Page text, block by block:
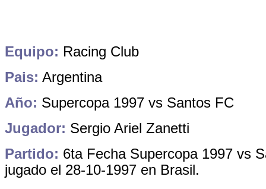
Equipo: Racing Club
Pais: Argentina
Año: Supercopa 1997 vs Santos FC
Jugador: Sergio Ariel Zanetti
Partido: 6ta Fecha Supercopa 1997 vs
jugado el 28-10-1997 en Brasil.